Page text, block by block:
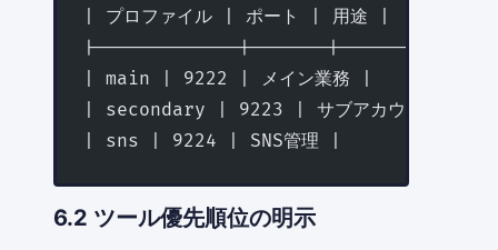
| プロファイル | ポート | 用途 |
|-------------|-------|------|
| main | 9222 | メイン業務 |
| secondary | 9223 | サブアカウント |
| sns | 9224 | SNS管理 |
6.2 ツール優先順位の明示